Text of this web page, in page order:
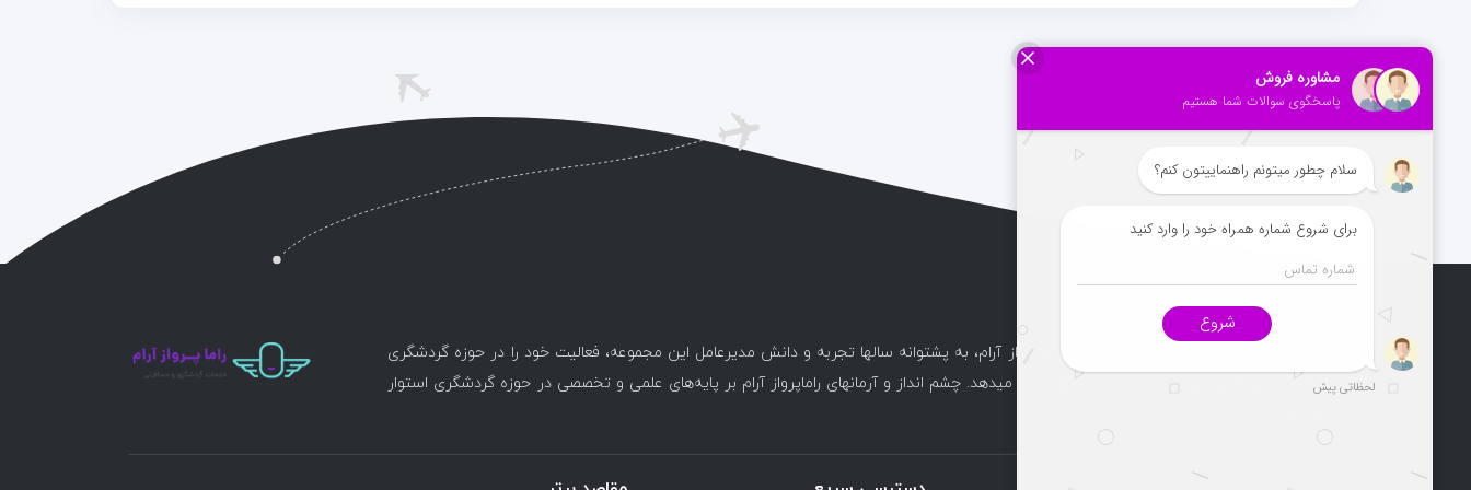
دفتر خدمات مسافرت هوایی و گردشگری راماپرواز آرام، به پشتوانه سالها تجربه و دانش مدیرعامل این مجموعه، فعالیت خود را در حوزه گردشگری
آغاز و مسیر کاری خود را پرقدرت و به روز ادامه میدهد. چشم انداز و آرمانهای راماپرواز آرام بر پایه‌های علمی و تخصصی در حوزه گردشگری استوار